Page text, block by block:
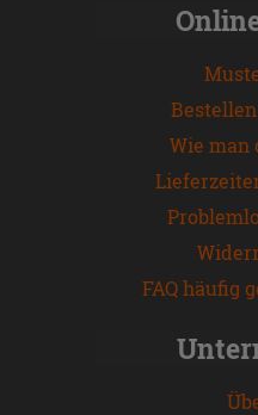
Wie man
FAQ häufig